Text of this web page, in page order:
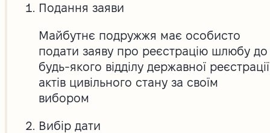
Подання заяви
Майбутнє подружжя має особисто
подати заяву про реєстрацію шлюбу до
будь-якого відділу державної реєстрації
актів цивільного стану за своїм
вибором
Вибір дати